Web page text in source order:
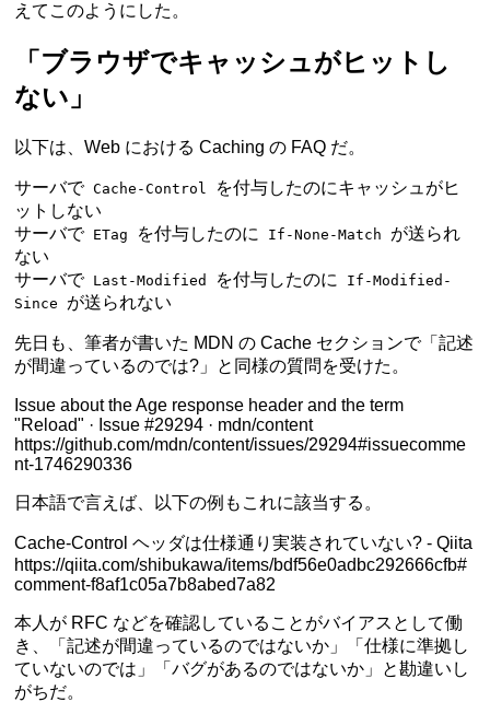
えてこのようにした。
「ブラウザでキャッシュがヒットし
ない」
以下は、Web における Caching の FAQ だ。
サーバで Cache-Control
を付与したのにキャッシュがヒ
ットしない
サーバで ETag を付与したのに If-None-Match
が送られ
ない
サーバで Last-Modified を付与したのに
If-Modified-
Since
が送られない
先日も、筆者が書いた MDN の Cache セクションで「記述
が間違っているのでは?」と同様の質問を受けた。
Issue about the Age response header and the term
"Reload" · Issue #29294 · mdn/content
https://github.com/mdn/content/issues/29294#issuecomme
nt-1746290336
日本語で言えば、以下の例もこれに該当する。
Cache-Control ヘッダは仕様通り実装されていない? - Qiita
https://qiita.com/shibukawa/items/bdf56e0adbc292666cfb#
comment-f8af1c05a7b8abed7a82
本人が RFC などを確認していることがバイアスとして働
き、「記述が間違っているのではないか」「仕様に準拠し
ていないのでは」「バグがあるのではないか」と勘違いし
がちだ。